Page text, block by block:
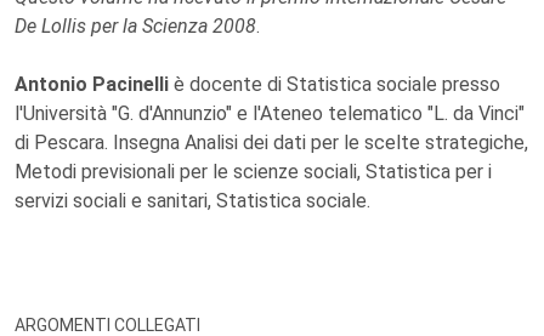
De Lollis per la Scienza 2008.
Antonio Pacinelli è docente di Statistica sociale presso
l'Università "G. d'Annunzio" e l'Ateneo telematico "L. da Vinci"
di Pescara. Insegna Analisi dei dati per le scelte strategiche,
Metodi previsionali per le scienze sociali, Statistica per i
servizi sociali e sanitari, Statistica sociale.
ARGOMENTI COLLEGATI